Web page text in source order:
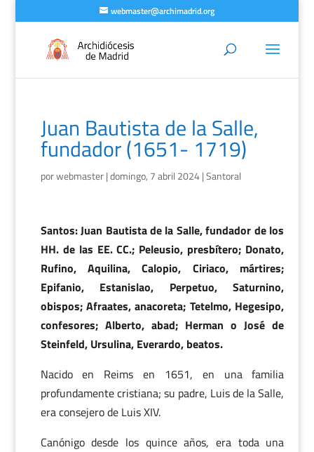
webmaster@archimadrid.org
Juan Bautista de la Salle,
fundador (1651- 1719)
porwebmaster|domingo, 7 abril 2024|Santoral
Santos: Juan Bautista de la Salle, fundador de los
HH. de las EE. CC.; Peleusio, presbítero; Donato,
Rufino, Aquilina, Calopio, Ciriaco, mártires;
Epifanio, Estanislao, Perpetuo, Saturnino,
obispos; Afraates, anacoreta; Tetelmo, Hegesipo,
confesores; Alberto, abad; Herman o José de
Steinfeld, Ursulina, Everardo, beatos.
Nacido en Reims en 1651, en una familia
profundamente cristiana; su padre, Luis de la Salle,
era consejero de Luis XIV.
Canónigo desde los quince años, era toda una